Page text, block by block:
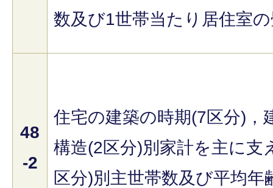
数及び1世帯当たり居住室
48
-2
住宅の建築の時期(7区分)，
構造(2区分)別家計を主に支
区分)別主世帯数及び平均年